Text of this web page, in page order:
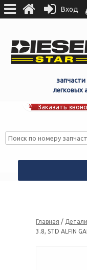
легковых
Заказать
Главная / Детали
3.8, STD ALFIN
Вход